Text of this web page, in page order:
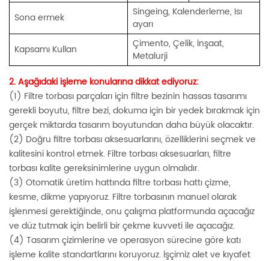
Sona ermek
Singeing, Kalenderleme, Isı
ayarı
Kapsamı Kullan
Çimento, Çelik, İnşaat,
Metalurji
2. Aşağıdaki işleme konularına dikkat ediyoruz:
(1) Filtre torbası parçaları için filtre bezinin hassas tasarımı
gerekli boyutu, filtre bezi, dokuma için bir yedek bırakmak için
gerçek miktarda tasarım boyutundan daha büyük olacaktır.
(2) Doğru filtre torbası aksesuarlarını, özelliklerini seçmek ve
kalitesini kontrol etmek. Filtre torbası aksesuarları, filtre
torbası kalite gereksinimlerine uygun olmalıdır.
(3) Otomatik üretim hattında filtre torbası hattı çizme,
kesme, dikme yapıyoruz. Filtre torbasının manuel olarak
işlenmesi gerektiğinde, onu çalışma platformunda açacağız
ve düz tutmak için belirli bir çekme kuvveti ile açacağız.
(4) Tasarım çizimlerine ve operasyon sürecine göre katı
işleme kalite standartlarını koruyoruz. İşçimiz alet ve kıyafet